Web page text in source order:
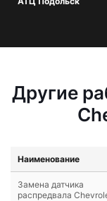
Другие
Наименование
Замена датчика
распредвала